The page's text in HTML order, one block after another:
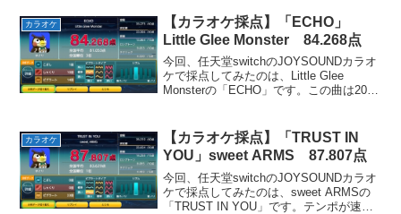
して使用されました。優しい光に包み込
まれ...
カラオケ
【カラオケ採点】「ECHO」
Little Glee Monster 84.268点
今回、任天堂switchのJOYSOUNDカラオ
ケで採点してみたのは、Little Glee
Monsterの「ECHO」です。この曲は2019
お気に入りのパートは「目...
カラオケ
【カラオケ採点】「TRUST IN
YOU」sweet ARMS 87.807点
今回、任天堂switchのJOYSOUNDカラオ
ケで採点してみたのは、sweet ARMSの
「TRUST IN YOU」です。テンポが速い